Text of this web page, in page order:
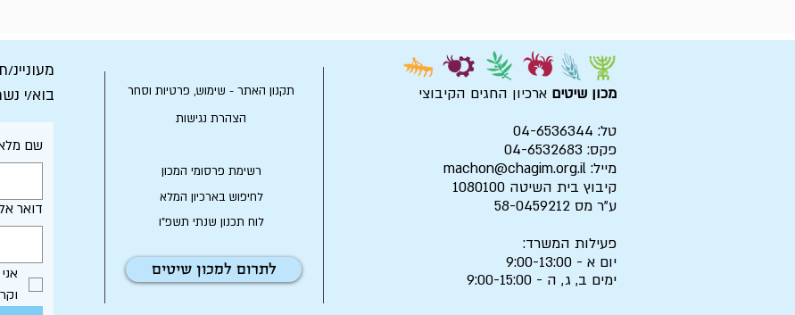
בוא/י
שם
דואר
תקנון האתר - שימוש, פרטיות וסחר
הצהרת נגישות
רשימת פרסומי המכון
לחיפוש בארכיון המלא
לוח תכנון שנתי תשפ"ו
לתרום למכון שיטים
מכון שיטים ארכיון החגים הקיבוצי
טל: 04-6536344
פקס: 04-6532683
מייל: machon@chagim.org.il
קיבוץ בית השיטה 1080100
ע"ר מס 58-0459212
פעילות המשרד:
יום א - 9:00-13:00
ימים ב, ג, ה - 9:00-15:00